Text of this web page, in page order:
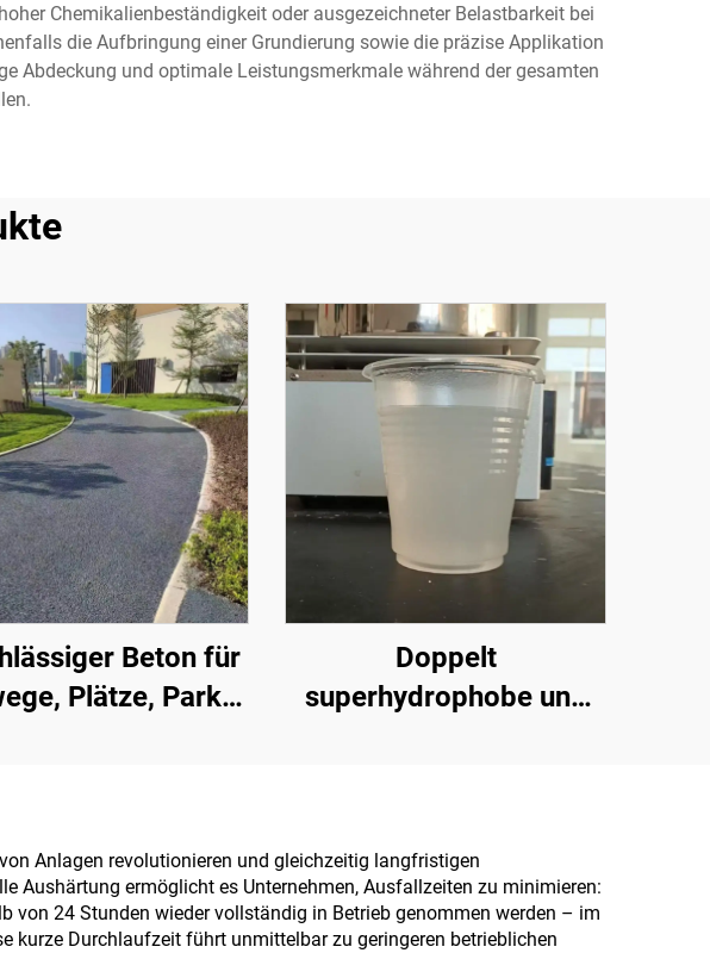
Chemikalienbeständigkeit oder ausgezeichneter Belastbarkeit bei
die Aufbringung einer Grundierung sowie die präzise Applikation
Abdeckung und optimale Leistungsmerkmale während der gesamten
Beton für
Plätze, Parks,
Aufbau einer
Doppelt
superhydrophobe und
Strahlungskühlbeschichtungen
oder in anderen
Szenarien, bei denen
Anlagen revolutionieren und gleichzeitig langfristigen
Aushärtung ermöglicht es Unternehmen, Ausfallzeiten zu minimieren:
24 Stunden wieder vollständig in Betrieb genommen werden – im
kurze Durchlaufzeit führt unmittelbar zu geringeren betrieblichen